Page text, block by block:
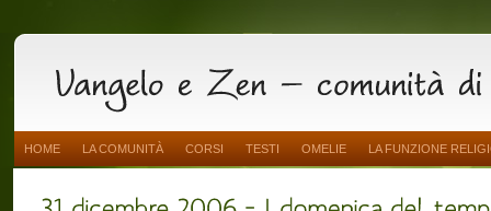
HOME LA COMUNITÀ CORSI TESTI OMELIE LA FUNZIONE